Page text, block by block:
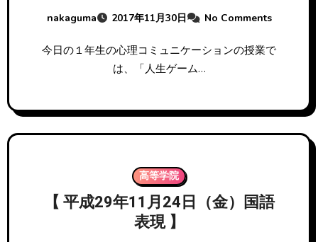
nakaguma 2017年11月30日 No Comments
今日の１年生の心理コミュニケーションの授業で
は、「人生ゲーム…
高等学院
【 平成29年11月24日（金）国語
表現 】